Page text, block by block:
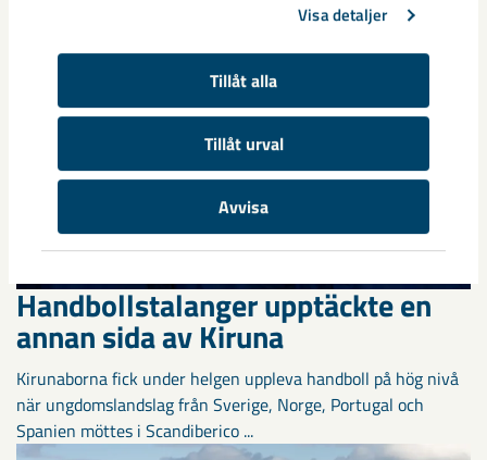
Visa detaljer
Tillåt alla
Tillåt urval
Avvisa
Handbollstalanger upptäckte en
annan sida av Kiruna
Kirunaborna fick under helgen uppleva handboll på hög nivå
när ungdomslandslag från Sverige, Norge, Portugal och
Spanien möttes i Scandiberico ...